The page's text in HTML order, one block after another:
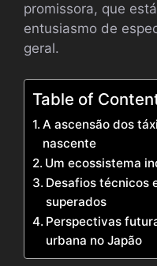
promissora, que
entusiasmo de
geral.
Table of
A ascensão dos
nascente
Um ecossistema
Desafios técnicos
superados
Perspectivas
urbana no Japão